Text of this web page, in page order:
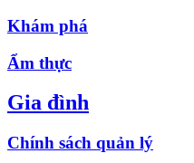
Khám phá
Ẩm thực
Gia đình
Chính sách quản lý